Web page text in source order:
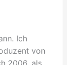
Ich
von